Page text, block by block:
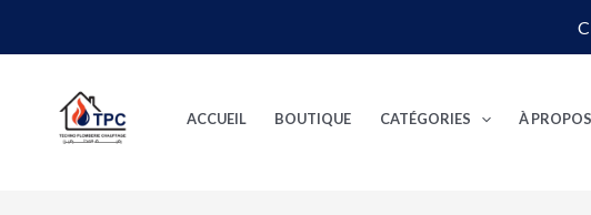
ACCUEIL BOUTIQUE CATÉGORIES À PROPOS